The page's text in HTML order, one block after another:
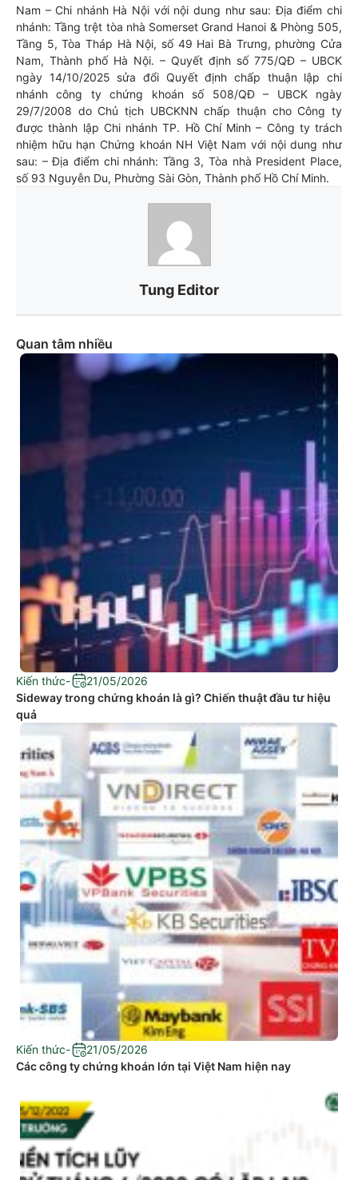
Nam – Chi nhánh Hà Nội với nội dung như sau: Địa điểm chi
nhánh: Tầng trệt tòa nhà Somerset Grand Hanoi & Phòng 505,
Tầng 5, Tòa Tháp Hà Nội, số 49 Hai Bà Trưng, phường Cửa
Nam, Thành phố Hà Nội. – Quyết định số 775/QĐ – UBCK
ngày 14/10/2025 sửa đổi Quyết định chấp thuận lập chi
nhánh công ty chứng khoán số 508/QĐ – UBCK ngày
29/7/2008 do Chủ tịch UBCKNN chấp thuận cho Công ty
được thành lập Chi nhánh TP. Hồ Chí Minh – Công ty trách
nhiệm hữu hạn Chứng khoán NH Việt Nam với nội dung như
sau: – Địa điểm chi nhánh: Tầng 3, Tòa nhà President Place,
số 93 Nguyễn Du, Phường Sài Gòn, Thành phố Hồ Chí Minh.
Tung Editor
Quan tâm nhiều
Kiến thức-
21/05/2026
Sideway trong chứng khoán là gì? Chiến thuật đầu tư hiệu
quả
Kiến thức-
21/05/2026
Các công ty chứng khoán lớn tại Việt Nam hiện nay